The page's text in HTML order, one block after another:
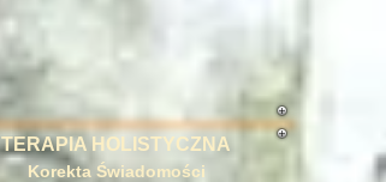
TERAPIA HOLISTYCZNA
Korekta Świadomości